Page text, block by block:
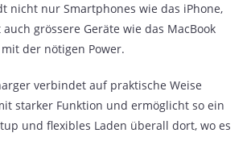
nicht nur Smartphones wie das iPhone,
grössere Geräte wie das MacBook
der nötigen Power.
verbindet auf praktische Weise
starker Funktion und ermöglicht so ein
und flexibles Laden überall dort, wo es